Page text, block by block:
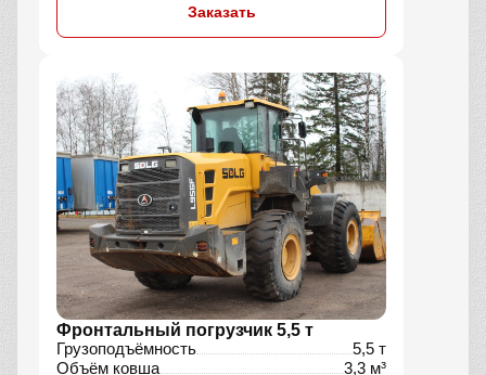
Заказать
Фронтальный погрузчик 5,5 т
Грузоподъёмность
5,5 т
Объём ковша
3,3 м³